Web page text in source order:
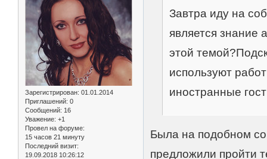
Зарегистрирован: 01.01.2014
Приглашений: 0
Сообщений: 16
Уважение: +1
Провел на форуме:
15 часов 21 минуту
Последний визит:
19.09.2018 10:26:12
Завтра иду на
является знание
этой
используют
иностранные
Была на подобном
предложили пройти